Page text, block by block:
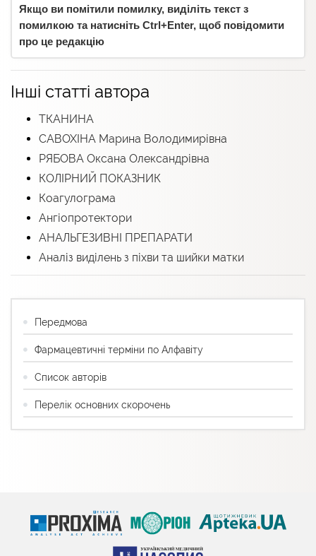
Якщо ви помітили помилку, виділіть текст з
помилкою та натисніть Ctrl+Enter, щоб повідомити
про це редакцію
Інші статті автора
ТКАНИНА
САВОХІНА Марина Володимирівна
РЯБОВА Оксана Олександрівна
КОЛІРНИЙ ПОКАЗНИК
Коагулограма
Ангіопротектори
АНАЛЬГЕЗИВНІ ПРЕПАРАТИ
Аналіз виділень з піхви та шийки матки
Передмова
Фармацевтичні терміни по Алфавіту
Список авторів
Перелік основних скорочень